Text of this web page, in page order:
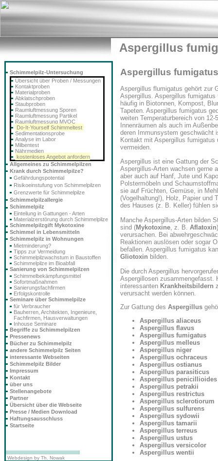
Aspergillus
Aspergillus fumigatus
Aspergillus flumigatus gehört zur
Aspergillus. Aspergillus fumigatus
häufig in Biotonnen, Kompost,
Tapeten. Aspergillus fumigatus
weiten Temperaturbereich von 12-
Innenräumen als auch im
deren Immunsystem geschwächt
Kontakt mit Aspergillus fumigatus
vermeiden.
Aspergillus ist eine Gattung der
Aspergillus-Arten wachsen gerne
aber auch auf Hanf, Jute und
Polstermöbeln und
sie auf Früchten, Gemüse, in
(Vogelhaltung!), Holz, Papier und
des Hauses (z. B. Keller) fühlen
Manche Aspergillus-Arten bilden
sind (Mykotoxine , z. B. Aflatoxin
verursachen. Bei
Reaktionen auslösen oder sogar
befallen. Aspergillus fumigatus
Gliotoxin bilden.
Die durch Aspergillus
Aspergillosen zusammengefasst.
interessanten Krankheitsbildern
verursacht werden können.
Zur Gattung des Aspergillus
Aspergillus aliaceus
Aspergillus flavus
Aspergillus fumigatus
Aspergillus melleus
Aspergillus niger
Aspergillus ochraceus
Aspergillus ostianus
Aspergillus parasiticus
Aspergillus penicillioides
Aspergillus petrakii
Aspergillus restrictus
Aspergillus sclerotiorum
Aspergillus sulfurens
Aspergillus sydowii
Aspergillus tamarii
Aspergillus terreus
Aspergillus ustus
Aspergillus versicolor
Aspergillus wentii
Schimmelpilz-Untersuchung
Übersicht über Proben / Messungen
Kontaktproben
Materialproben
Abklatschproben
Staubproben
Raumluftmessung Sporen
Raumluftmessung Partikel
Raumluftmessung MVOC
Do-It-Yourself Schimmeltest
Sedimentationsprobe
Analyse im Labor
Milbentest
Nährmedien
kostenloses Angebot anfordern
Allgemeines zu Schimmelpilzen
Krank durch Schimmelpilze?
Gefährdungspotential
Risikoeinstufung von Schimmelpilzen
Grenzwerte für Schimmelpilze
Schimmelpilzallergie
Schimmelpilz
Einteilung in Gattungen - Arten
Materialzerstörung durch Schimmelpilze
Schimmelpilzgift Mykotoxine
Schimmel in Lebensmitteln
Schimmelpilz in Wohnungen
Mietminderung?
Tipps zur Vermeidung
Schimmelpilzwachstum in Baustoffen
Schimmelpilze im Bioabfall
Sanierung von Schimmelpilzen
Schimmelbekämpfungsmittel
Sofortmaßnahmen
Sanierungsfachfirmen
Erfolgskontrolle
Seminare über Schimmelpilze
für Verbraucher
Bauherren, Architekten, Ingenieure,
Fachfirmen, Hausverwaltungen
Inhouse Seminare
Begriffe zu Schimmelpilzen
Pressenews
Bücher zu Schimmelpilz
andere Schimmelpilz Seiten
interessante Webseiten
Schimmelpilz Bilder
Impressum
Kontakt
über uns
Stellenangebote
Partner
Übersicht über die Webseite
Presse / Medien Download
Haftungsausschluss
Startseite
Webdesign by Th. Nowak